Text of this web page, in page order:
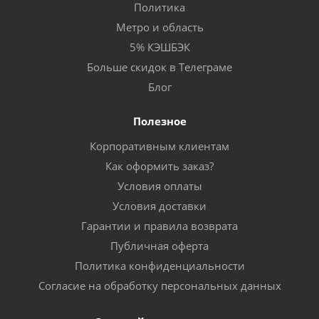
Политика
Метро и область
5% КЭШБЭК
Больше скидок в Телеграме
Блог
Полезное
Корпоративным клиентам
Как оформить заказ?
Условия оплаты
Условия доставки
Гарантии и правила возврата
Публичная оферта
Политика конфиденциальности
Согласие на обработку персональных данных